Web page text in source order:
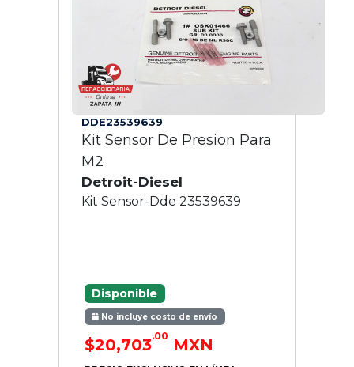
DDE23539639
Kit Sensor De Presion Para
M2
Detroit-Diesel
Kit Sensor-Dde 23539639
Disponible
No incluye costo de envío
$20,703.00 MXN